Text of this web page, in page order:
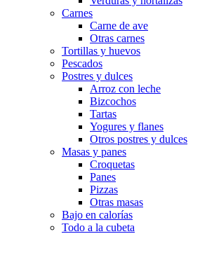
Carnes
Carne de ave
Otras carnes
Tortillas y huevos
Pescados
Postres y dulces
Arroz con leche
Bizcochos
Tartas
Yogures y flanes
Otros postres y dulces
Masas y panes
Croquetas
Panes
Pizzas
Otras masas
Bajo en calorías
Todo a la cubeta